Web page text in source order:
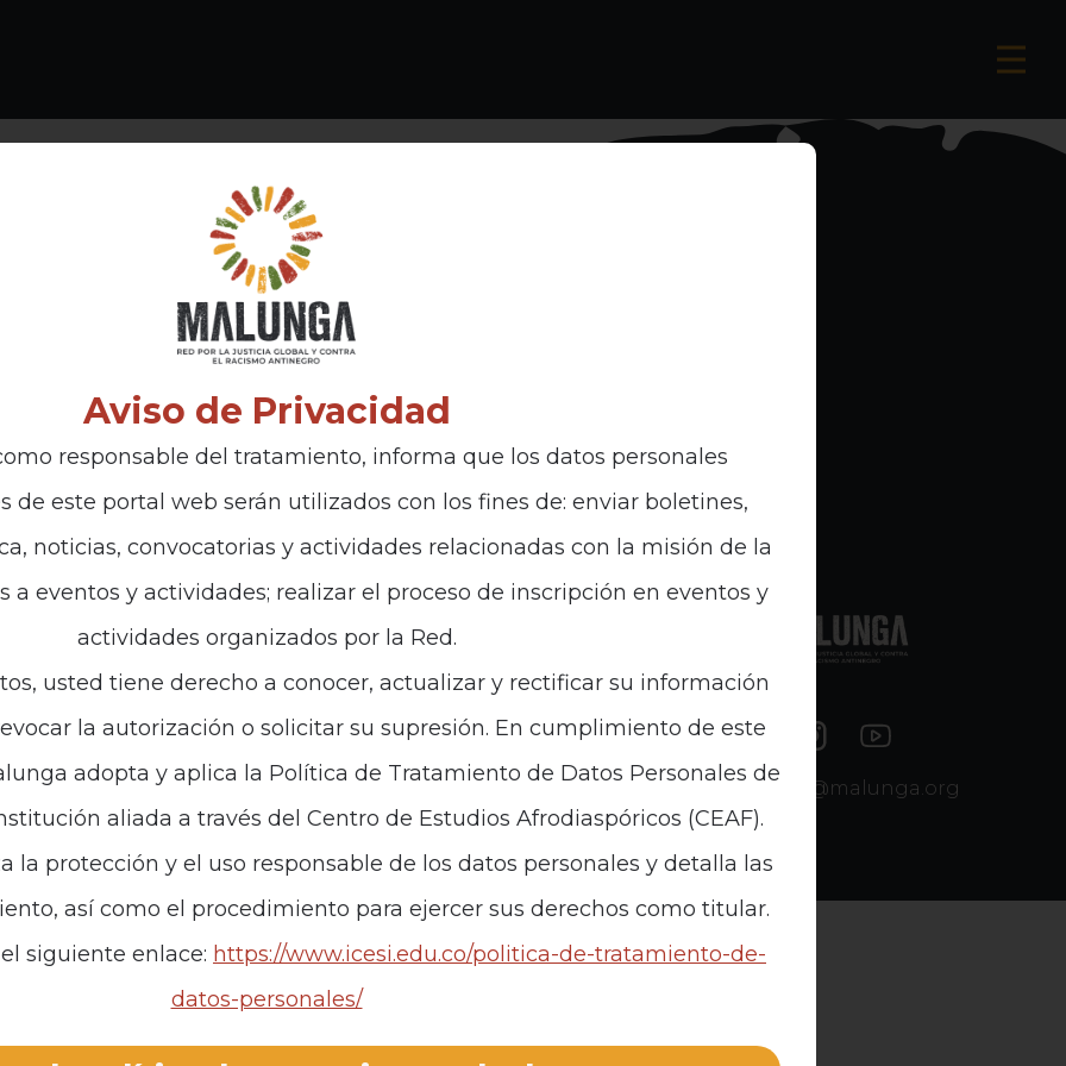
interés Políticas
Política de Tratamiento de Datos
contacto@malunga.org
Aviso de Privacidad
responsable del tratamiento, informa que los datos personales
de este portal web serán utilizados con los fines de: enviar boletines,
noticias, convocatorias y actividades relacionadas con la misión de la
a eventos y actividades; realizar el proceso de inscripción en eventos y
actividades organizados por la Red.
usted tiene derecho a conocer, actualizar y rectificar su información
la autorización o solicitar su supresión. En cumplimiento de este
adopta y aplica la Política de Tratamiento de Datos Personales de
aliada a través del Centro de Estudios Afrodiaspóricos (CEAF).
la protección y el uso responsable de los datos personales y detalla las
así como el procedimiento para ejercer sus derechos como titular.
siguiente enlace: https://www.icesi.edu.co/politica-de-tratamiento-de-
datos-personales/